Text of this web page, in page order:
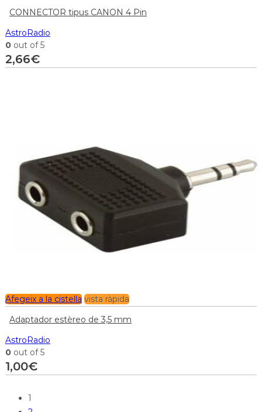
CONNECTOR tipus CANON 4 Pin
AstroRadio
0 out of 5
2,66€
Afegeix a la cistella vista ràpida
Adaptador estèreo de 3,5 mm
AstroRadio
0 out of 5
1,00€
1